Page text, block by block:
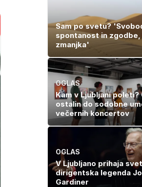
Sam po svetu?
spontanost in zgodbe,
zmanjka'
OGLAS
Kam v Ljubljani poleti?
ostalin do sodobne
večernih koncertov
OGLAS
V Ljubljano prihaja
dirigentska legenda
Gardiner